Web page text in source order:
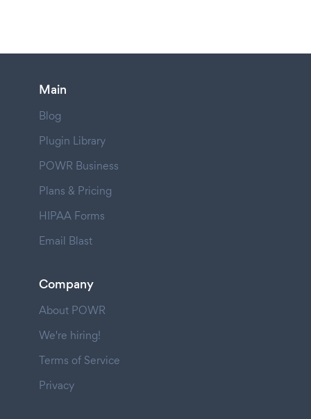
Main
Blog
Plugin Library
POWR Business
Plans & Pricing
HIPAA Forms
Email Blast
Company
About POWR
We're hiring!
Terms of Service
Privacy